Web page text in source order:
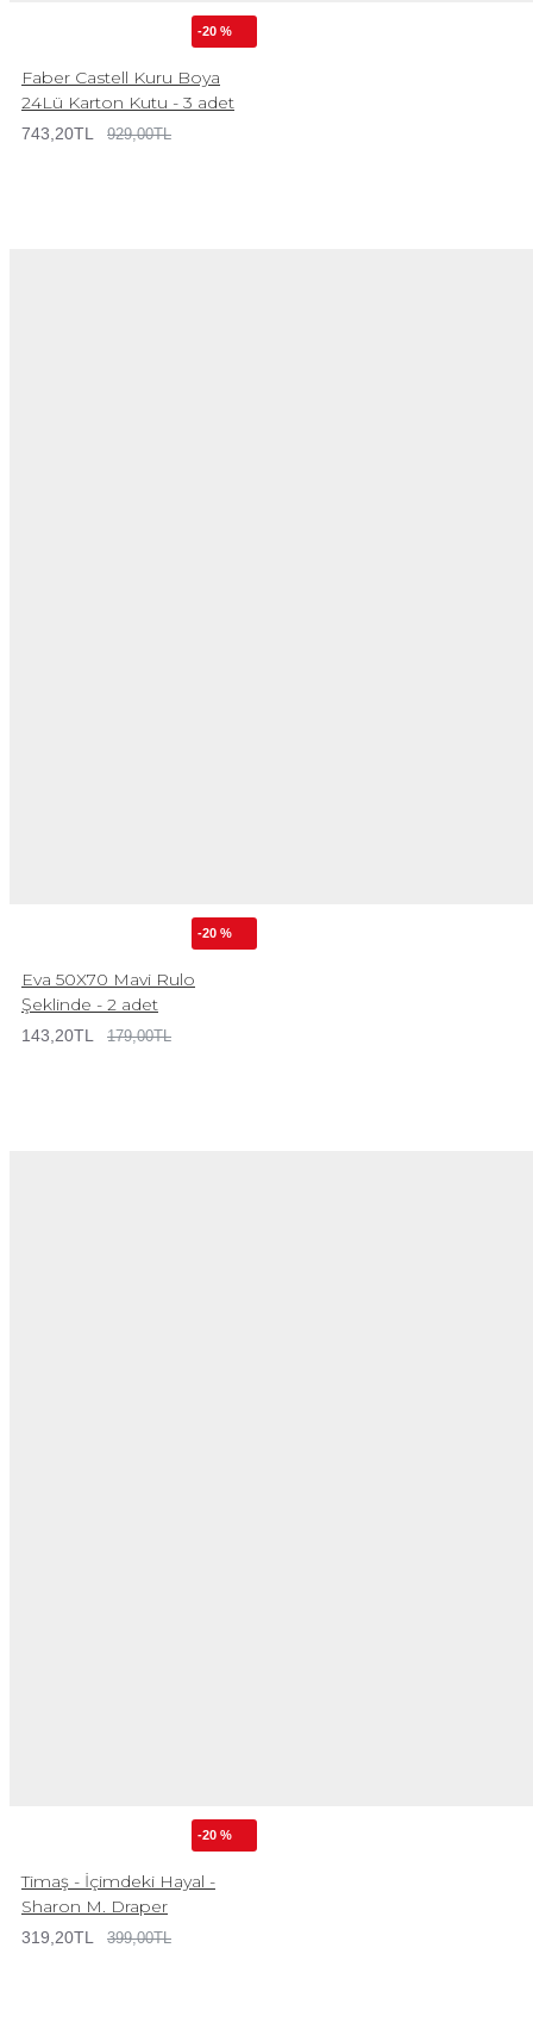
-20 %
Faber Castell Kuru Boya
24Lü Karton Kutu - 3 adet
743,20TL 929,00TL
-20 %
Eva 50X70 Mavi Rulo
Şeklinde - 2 adet
143,20TL 179,00TL
-20 %
Timaş - İçimdeki Hayal -
Sharon M. Draper
319,20TL 399,00TL